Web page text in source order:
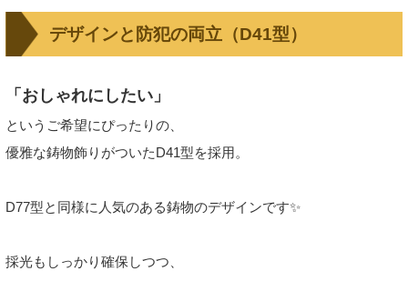
デザインと防犯の両立（D41型）
「おしゃれにしたい」
というご希望にぴったりの、
優雅な鋳物飾りがついたD41型を採用。
D77型と同様に人気のある鋳物のデザインです✨
採光もしっかり確保しつつ、